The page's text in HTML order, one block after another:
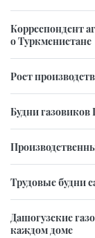
Корреспондент
о Туркменистане
Рост
Будни газовиков
Трудовые будни
Дашогузские
каждом доме